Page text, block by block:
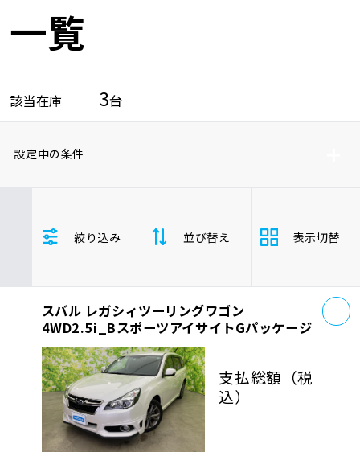
品質管理とサポート体制
オイル交換・点検・整備予約
企業情報 採用情報
0120-733-500
一覧
該当在庫 3台
設定中の条件
ホンダ
マツダ
ミツビシ
レガシィツーリングワゴン
ステーションワゴン
絞り込み 並び替え
支払総
額
安い順 高
年式 新しい順
走行距
離
表示切替
スバル レガシィツーリングワゴン
4WD2.5i_BスポーツアイサイトGパッケージ
支払総額 （税
込）